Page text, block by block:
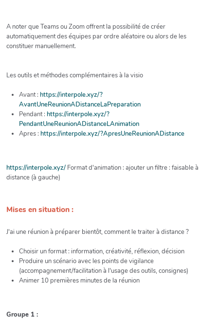
A noter que Teams ou Zoom offrent la possibilité de créer
automatiquement des équipes par ordre aléatoire ou alors de les
constituer manuellement.
Les outils et méthodes complémentaires à la visio
Avant : https://interpole.xyz/?
AvantUneReunionADistanceLaPreparation
Pendant : https://interpole.xyz/?
PendantUneReunionADistanceLAnimation
Apres : https://interpole.xyz/?ApresUneReunionADistance
https://interpole.xyz/ Format d'animation : ajouter un filtre : faisable à
distance (à gauche)
Mises en situation :
J'ai une réunion à préparer bientôt, comment le traiter à distance ?
Choisir un format : information, créativité, réflexion, décision
Produire un scénario avec les points de vigilance
(accompagnement/facilitation à l'usage des outils, consignes)
Animer 10 premières minutes de la réunion
Groupe 1 :